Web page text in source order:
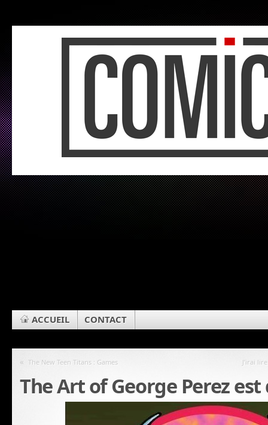
ACCUEIL CONTACT
« The New Teen Titans : Games J’irai
The Art of George Perez est